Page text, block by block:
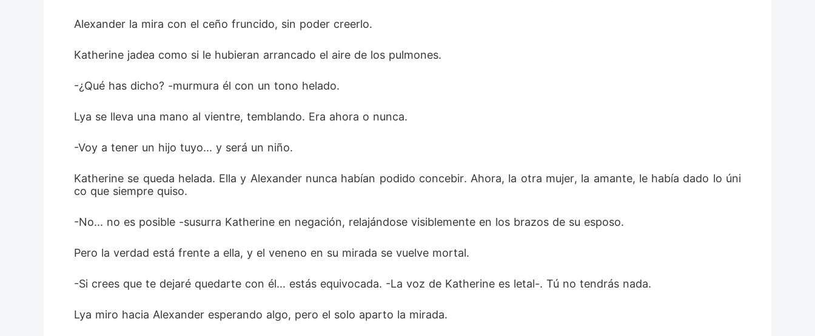
Alexander la mira con el ceño fruncido, sin poder creerlo.
Katherine jadea como si le hubieran arrancado el aire de los pulmones.
-¿Qué has dicho? -murmura él con un tono helado.
Lya se lleva una mano al vientre, temblando. Era ahora o nunca.
-Voy a tener un hijo tuyo... y será un niño.
Katherine se queda helada. Ella y Alexander nunca habían podido concebir. Ahora, la otra mujer, la amante, le había dado lo úni
co que siempre quiso.
-No... no es posible -susurra Katherine en negación, relajándose visiblemente en los brazos de su esposo.
Pero la verdad está frente a ella, y el veneno en su mirada se vuelve mortal.
-Si crees que te dejaré quedarte con él... estás equivocada. -La voz de Katherine es letal-. Tú no tendrás nada.
Lya miro hacia Alexander esperando algo, pero el solo aparto la mirada.